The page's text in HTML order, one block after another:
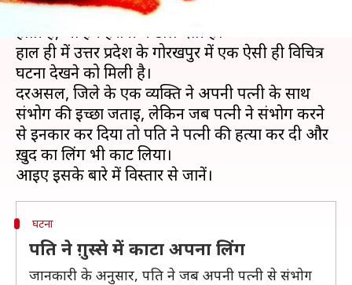
आए दिन हमारे आस-पास कई ऐसी अजीबो-गरीब घटनाएँ
होती हैं, जो हमें हैरानी में डाल देती हैं।
हाल ही में उत्तर प्रदेश के गोरखपुर में एक ऐसी ही विचित्र
घटना देखने को मिली है।
दरअसल, जिले के एक व्यक्ति ने अपनी पत्नी के साथ
संभोग की इच्छा जताई, लेकिन जब पत्नी ने संभोग करने
से इनकार कर दिया तो पति ने पत्नी की हत्या कर दी और
ख़ुद का लिंग भी काट लिया।
घटना
पति ने ग़ुस्से में काटा अपना लिंग
जानकारी के अनुसार, पति ने जब अपनी पत्नी से संभोग